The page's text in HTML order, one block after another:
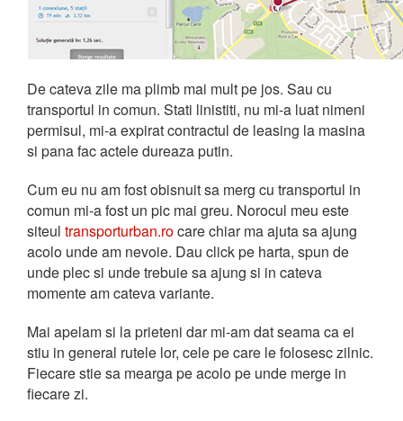
De cateva zile ma plimb mai mult pe jos. Sau cu
transportul in comun. Stati linistiti, nu mi-a luat nimeni
permisul, mi-a expirat contractul de leasing la masina
si pana fac actele dureaza putin.
Cum eu nu am fost obisnuit sa merg cu transportul in
comun mi-a fost un pic mai greu. Norocul meu este
siteul transporturban.rocare chiar ma ajuta sa ajung
acolo unde am nevoie. Dau click pe harta, spun de
unde plec si unde trebuie sa ajung si in cateva
momente am cateva variante.
Mai apelam si la prieteni dar mi-am dat seama ca ei
stiu in general rutele lor, cele pe care le folosesc zilnic.
Fiecare stie sa mearga pe acolo pe unde merge in
fiecare zi.